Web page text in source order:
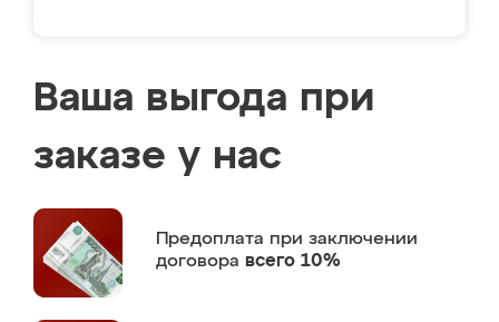
Ваша выгода при
заказе у нас
Предоплата при заключении
договора всего 10%